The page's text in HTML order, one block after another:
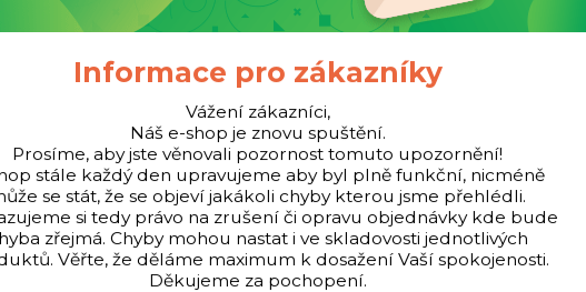
Informace pro zákazníky
Vážení zákazníci,
Náš e-shop je znovu spuštění.
Prosíme, aby jste věnovali pozornost tomuto upozornění!
stále každý den upravujeme aby byl plně funkční, nicméně
se stát, že se objeví jakákoli chyby kterou jsme přehlédli.
si tedy právo na zrušení či opravu objednávky kde bude
zřejmá. Chyby mohou nastat i ve skladovosti jednotlivých
Věřte, že děláme maximum k dosažení Vaší spokojenosti.
Děkujeme za pochopení.